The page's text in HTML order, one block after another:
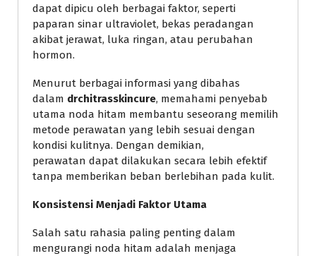
dapat dipicu oleh berbagai faktor, seperti
paparan sinar ultraviolet, bekas peradangan
akibat jerawat, luka ringan, atau perubahan
hormon.
Menurut berbagai informasi yang dibahas
dalam drchitrasskincure, memahami penyebab
utama noda hitam membantu seseorang memilih
metode perawatan yang lebih sesuai dengan
kondisi kulitnya. Dengan demikian,
perawatan dapat dilakukan secara lebih efektif
tanpa memberikan beban berlebihan pada kulit.
Konsistensi Menjadi Faktor Utama
Salah satu rahasia paling penting dalam
mengurangi noda hitam adalah menjaga